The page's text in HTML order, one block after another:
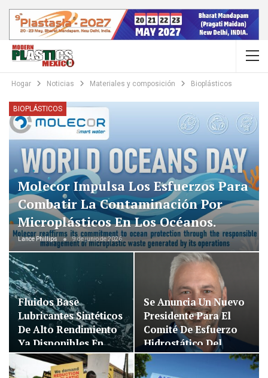
Hogar Noticias Materiales y composición Bioplásticos
BIOPLÁSTICOS
Molecor Impulsa Los Esfuerzos Para
Combatir La Contaminación Por
Microplásticos En Los Océanos.
Lance Phillips 9 de junio de 2026
Fluidos Base
Lubricantes Sintéticos
De Alto Rendimiento
Ya Disponibles En…
Se Anuncia Un Nuevo
Presidente Para El
Comité De Esfuerzo
Hidrostático Del
Instituto De Tuberías
De Plástico…